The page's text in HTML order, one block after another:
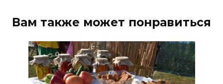
«Лучший школьный педагог-
06 августа 2026 16:30
ВСЕ КАК ЕСТЬ. Политика
Вам также может понравиться